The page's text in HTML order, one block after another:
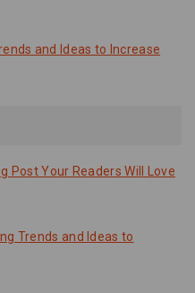
and Ideas to Increase
Post Your Readers Will Love
Trends and Ideas to